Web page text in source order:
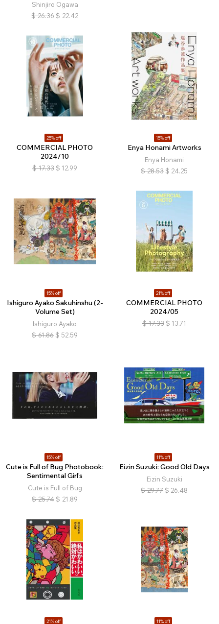
Shinjiro Ogawa
$ 26.36 $ 22.42
25% off
COMMERCIAL PHOTO
2024/10
$ 17.33 $ 12.99
15% off
Enya Honami Artworks
Enya Honami
$ 28.53 $ 24.25
15% off
Ishiguro Ayako Sakuhinshu (2-
Volume Set)
Ishiguro Ayako
$ 61.86 $ 52.59
21% off
COMMERCIAL PHOTO
2024/05
$ 17.33 $ 13.71
15% off
Cute is Full of Bug Photobook:
Sentimental Girl’s
Cute is Full of Bug
$ 25.74 $ 21.89
11% off
Eizin Suzuki: Good Old Days
Eizin Suzuki
$ 29.77 $ 26.48
21% off 11% off